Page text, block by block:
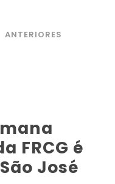
ANTERIORES
FRCG é
José